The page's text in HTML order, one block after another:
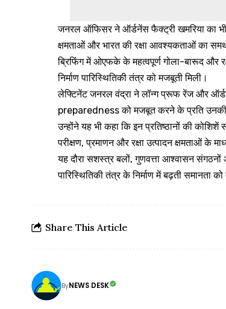
जनरल ऑफिसर ने ऑर्डनेंस फैक्ट्री खमरिया का भी
क्षमताओं और भारत की रक्षा आवश्यकताओं का
ब्रिफिंग में ओएफके के महत्वपूर्ण गोला-बारूद और
निर्माण पारिस्थितिकी तंत्र को मजबूती मिली।
लेफ्टिनेंट जनरल वंद्रा ने लॉन्ग प्रूफ रेंज और
preparedness को मजबूत करने के प्रति
उन्होंने यह भी कहा कि इन प्रतिष्ठानों की
परीक्षण, प्रमाणन और रक्षा उत्पादन क्षमताओं के
यह दौरा सशस्त्र बलों, गुणवत्ता आश्वासन संगठनों
पारिस्थितिकी तंत्र के निर्माण में बढ़ती समानता को
Share This Article
ByNEWS DESK